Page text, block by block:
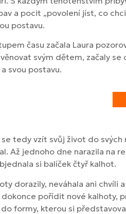
a pocit „povolení jíst, co
postavu.
času začala Laura
svým dětem, začaly
svou postavu.
se tedy vzít svůj život do
Až jednoho dne narazila na
si balíček čtyř kalhot.
dorazily, neváhala ani chvíli
dokonce pořídit nové kalhoty,
formy, kterou si